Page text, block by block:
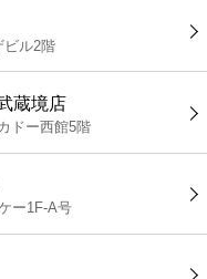
ビル2階
蔵境店
ドー西館5階
ー1F-A号